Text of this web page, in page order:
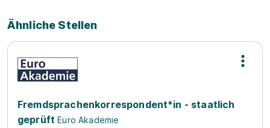
Ähnliche Stellen
Fremdsprachenkorrespondent*in - staatlich
geprüft Euro Akademie